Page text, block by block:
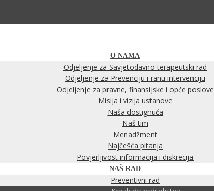
O NAMA
Odjeljenje za Savjetodavno-terapeutski rad
Odjeljenje za Prevenciju i ranu intervenciju
Odjeljenje za pravne, finansijske i opće poslove
Misija i vizija ustanove
Naša dostignuća
Naš tim
Menadžment
Najčešća pitanja
Povjerljivost informacija i diskrecija
NAŠ RAD
Preventivni rad